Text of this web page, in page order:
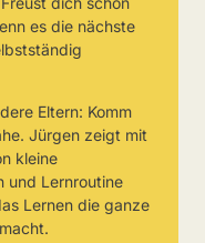
es die nächste
Eltern: Komm
Jürgen zeigt mit
kleine
und Lernroutine
Lernen die ganze